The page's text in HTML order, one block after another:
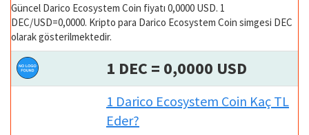
Güncel Darico Ecosystem Coin fiyatı 0,0000 USD. 1
DEC/USD=0,0000. Kripto para Darico Ecosystem Coin simgesi DEC
olarak gösterilmektedir.
1 DEC = 0,0000 USD
1 Darico Ecosystem Coin Kaç TL
Eder?